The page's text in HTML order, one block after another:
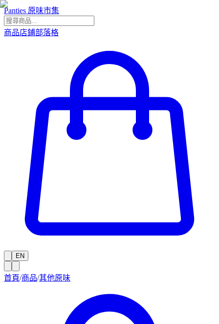
Panties 原味市集
商品店鋪部落格
EN
首頁/商品/其他原味